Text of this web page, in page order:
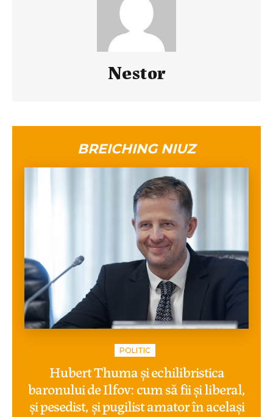
Nestor
BREICHING NIUZ
POLITIC
Hubert Thuma și echilibristica
baronului de Ilfov: cum să fii și liberal,
și pesedist, și pugilist amator în același